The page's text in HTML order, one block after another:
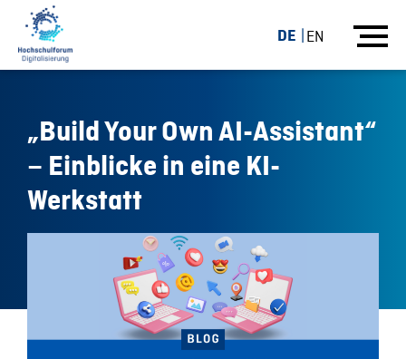
DE EN
„Build Your Own AI-Assistant“
– Einblicke in eine KI-
Werkstatt